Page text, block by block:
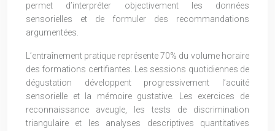
permet d’interpréter objectivement les données
sensorielles et de formuler des recommandations
argumentées.
L’entraînement pratique représente 70% du volume horaire
des formations certifiantes. Les sessions quotidiennes de
dégustation développent progressivement l’acuité
sensorielle et la mémoire gustative. Les exercices de
reconnaissance aveugle, les tests de discrimination
triangulaire et les analyses descriptives quantitatives